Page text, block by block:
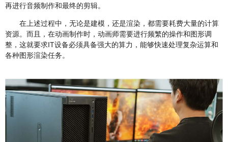
再进行音频制作和最终的剪辑。
在上述过程中，无论是建模，还是渲染，都需要耗费大量的计算
资源。而且，在动画制作时，动画师需要进行频繁的操作和图形调
整，这就要求IT设备必须具备强大的算力，能够快速处理复杂运算和
各种图形渲染任务。